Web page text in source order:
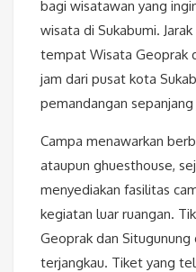
bagi wisatawan yang
wisata di Sukabumi.
tempat Wisata Geoprak
jam dari pusat kota
pemandangan sepanjang
Campa menawarkan
ataupun ghuesthouse,
menyediakan fasilitas
kegiatan luar ruangan.
Geoprak dan
terjangkau. Tiket yang